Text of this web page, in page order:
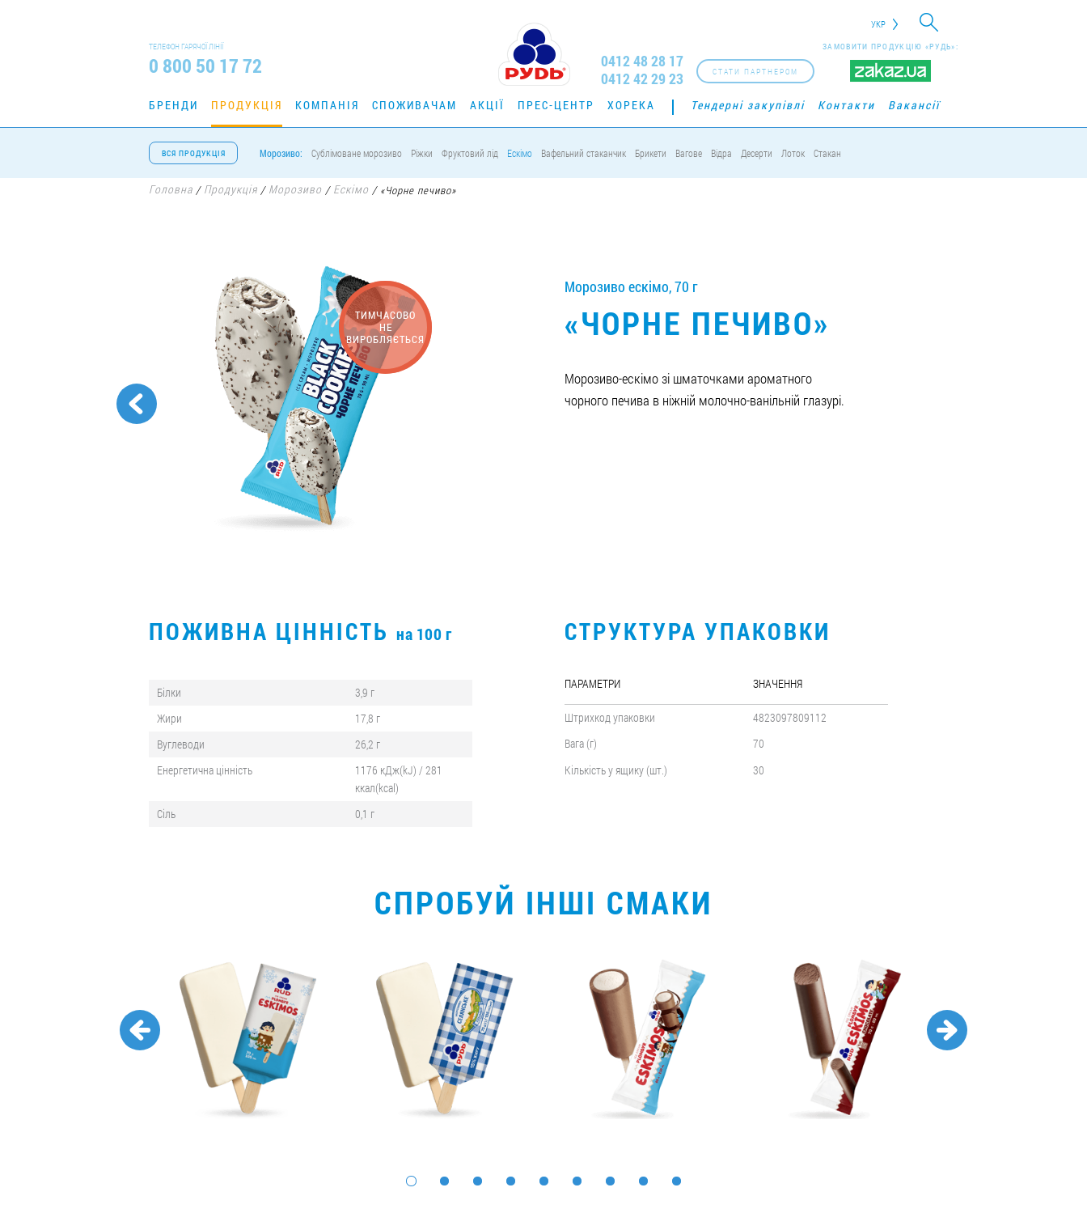
УКР
ТЕЛЕФОН ГАРЯЧОЇ ЛІНІЇ
0 800 50 17 72
ЗАМОВИТИ ПРОДУКЦІЮ «РУДЬ»:
СТАТИ ПАРТНЕРОМ
0412 48 28 17
0412 42 29 23
БРЕНДИ ПРОДУКЦІЯ КОМПАНІЯ СПОЖИВАЧАМ АКЦІЇ ПРЕС-ЦЕНТР ХОРЕКА Тендерні закупівлі Контакти Вакансії
ВСЯ ПРОДУКЦІЯ Морозиво: Сублімоване морозиво Ріжки Фруктовий лід Ескімо Вафельний стаканчик Брикети Вагове Відра Десерти Лоток Стакан
Головна / Продукція / Морозиво / Ескімо /«Чорне печиво»
ТИМЧАСОВО
НЕ
ВИРОБЛЯЄТЬСЯ
Морозиво ескімо, 70 г
«ЧОРНЕ ПЕЧИВО»
Морозиво-ескімо зі шматочками ароматного
чорного печива в ніжній молочно-ванільній глазурі.
ПОЖИВНА ЦІННІСТЬ на 100 г
Білки
3,9 г
Жири
17,8 г
Вуглеводи
26,2 г
Енергетична цінність
1176 кДж(kJ) / 281
ккал(kcal)
Сіль
0,1 г
СТРУКТУРА УПАКОВКИ
ПАРАМЕТРИ ЗНАЧЕННЯ
Штрихкод упаковки
4823097809112
Вага (г)
70
Кількість у ящику (шт.)
30
СПРОБУЙ ІНШІ СМАКИ